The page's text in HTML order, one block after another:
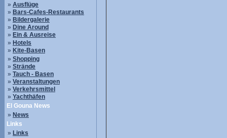
» Ausflüge
» Bars-Cafes-Restaurants
» Bildergalerie
» Dine Around
» Ein & Ausreise
» Hotels
» Kite-Basen
» Shopping
» Strände
» Tauch - Basen
» Veranstaltungen
» Verkehrsmittel
» Yachthäfen
El Gouna News
» News
Links
» Links